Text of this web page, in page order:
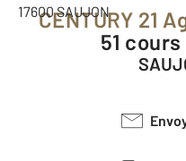
CENTURY 21
51